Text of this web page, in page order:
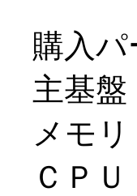
購入
主基盤
メモ
ＣＰＵ